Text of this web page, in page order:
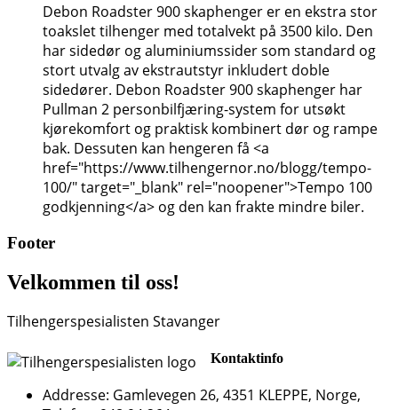
Debon Roadster 900 skaphenger er en ekstra stor
toakslet tilhenger med totalvekt på 3500 kilo. Den
har sidedør og aluminiumssider som standard og
stort utvalg av ekstrautstyr inkludert doble
sidedører. Debon Roadster 900 skaphenger har
Pullman 2 personbilfjæring-system for utsøkt
kjørekomfort og praktisk kombinert dør og rampe
bak. Dessuten kan hengeren få <a
href="https://www.tilhengernor.no/blogg/tempo-
100/" target="_blank" rel="noopener">Tempo 100
godkjenning</a> og den kan frakte mindre biler.
Footer
Velkommen til oss!
Tilhengerspesialisten Stavanger
Kontaktinfo
Addresse: Gamlevegen 26, 4351 KLEPPE, Norge,